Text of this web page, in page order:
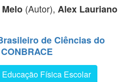
(Autor), Alex Lauriano
de Ciências do
Educação Física Escolar